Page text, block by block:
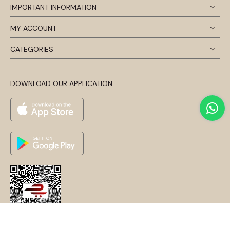
IMPORTANT INFORMATION
MY ACCOUNT
CATEGORİES
DOWNLOAD OUR APPLICATION